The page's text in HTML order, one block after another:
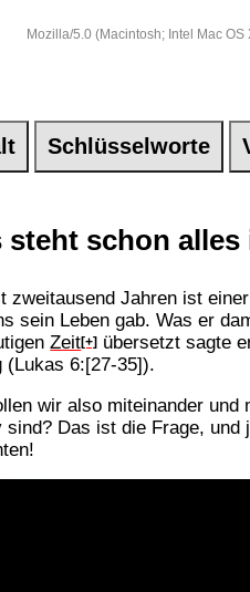
Mozilla/5.0 (Macintosh; Intel Mac
Schlüsselworte
steht schon
zweitausend Jahren ist
sein Leben gab. Was er
Zeit[+] übersetzt sagte
(Lukas 6:[27-35]).
wir also miteinander und
sind? Das ist die Frage,